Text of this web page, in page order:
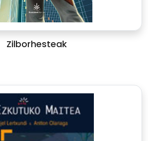
Zilborhesteak